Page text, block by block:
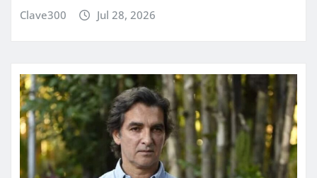
Clave300 Jul 28, 2026